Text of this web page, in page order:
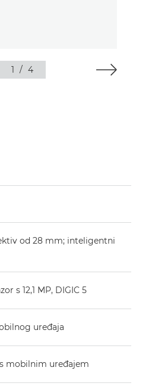
1 / 4
od 28 mm; inteligentni
s 12,1 MP, DIGIC 5
uređaja
mobilnim uređajem